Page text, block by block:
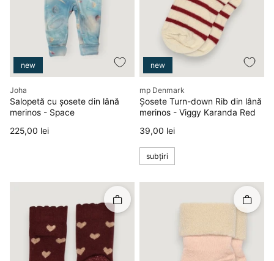
Salopetă cu șosete din lână
merinos - Space
new
Producător
Joha
Preț
225,00 lei
Șosete Turn-down Rib din lână
merinos - Viggy Karanda Red
new
Producător
mp Denmark
Preț
39,00 lei
subțiri
Rapid în coș Rapid